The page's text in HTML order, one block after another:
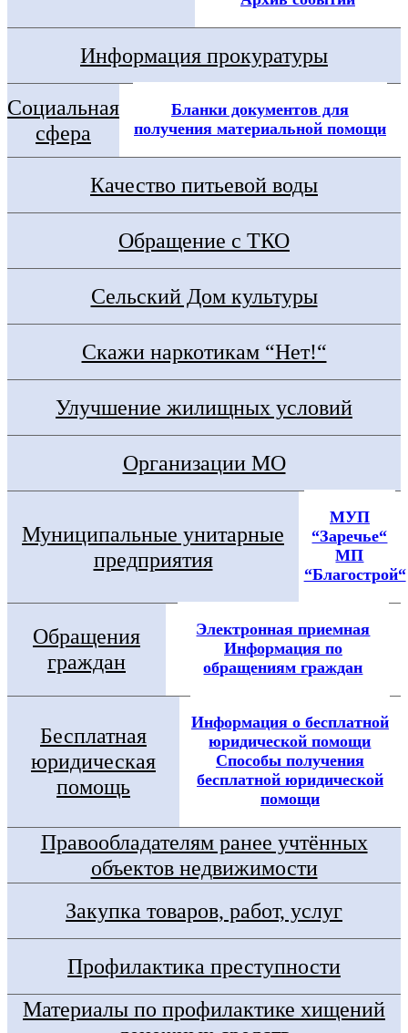
Информация прокуратуры
Социальная
сфера
Бланки документов для
получения материальной помощи
Качество питьевой воды
Обращение с ТКО
Сельский Дом культуры
Скажи наркотикам “Нет!“
Улучшение жилищных условий
Организации МО
Муниципальные унитарные
предприятия
МУП
“Заречье“
МП
“Благострой“
Обращения
граждан
Электронная приемная
Информация по
обращениям граждан
Бесплатная
юридическая
помощь
Информация о бесплатной
юридической помощи
Способы получения
бесплатной юридической
помощи
Правообладателям ранее учтённых
объектов недвижимости
Закупка товаров, работ, услуг
Профилактика преступности
Материалы по профилактике хищений